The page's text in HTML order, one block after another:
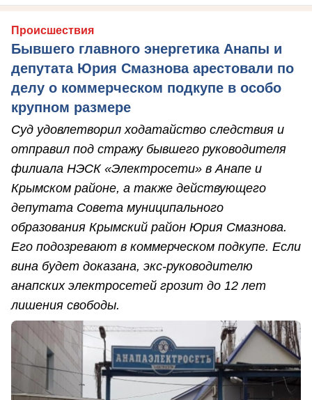
Происшествия
Бывшего главного энергетика Анапы и
депутата Юрия Смазнова арестовали по
делу о коммерческом подкупе в особо
крупном размере
Суд удовлетворил ходатайство следствия и
отправил под стражу бывшего руководителя
филиала НЭСК «Электросети» в Анапе и
Крымском районе, а также действующего
депутата Совета муниципального
образования Крымский район Юрия Смазнова.
Его подозревают в коммерческом подкупе. Если
вина будет доказана, экс-руководителю
анапских электросетей грозит до 12 лет
лишения свободы.